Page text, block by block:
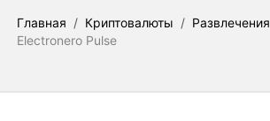
Главная / Криптовалюты / Развлечения
Electronero Pulse